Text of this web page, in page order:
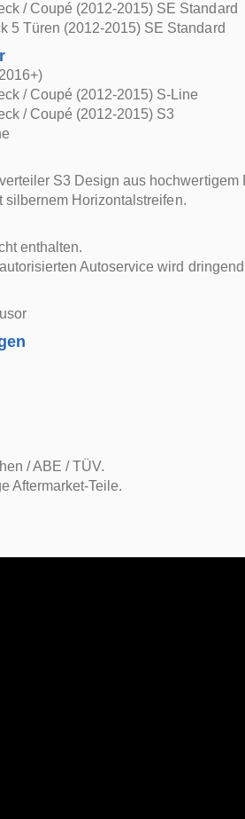
/ Coupé (2012-2015) SE Standard
5 Türen (2012-2015) SE Standard
/ Coupé (2012-2015) S-Line
/ Coupé (2012-2015) S3
S3 Design aus hochwertigem
silbernem Horizontalstreifen.
enthalten.
Autoservice wird
/ ABE / TÜV.
Aftermarket-Teile.